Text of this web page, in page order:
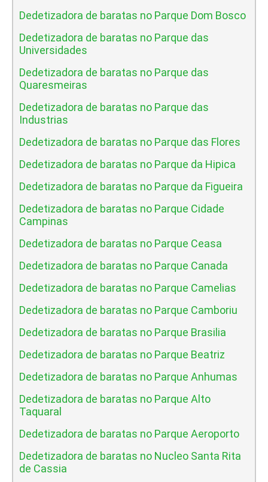
Dedetizadora de baratas no Parque Dom Bosco
Dedetizadora de baratas no Parque das
Universidades
Dedetizadora de baratas no Parque das
Quaresmeiras
Dedetizadora de baratas no Parque das
Industrias
Dedetizadora de baratas no Parque das Flores
Dedetizadora de baratas no Parque da Hipica
Dedetizadora de baratas no Parque da Figueira
Dedetizadora de baratas no Parque Cidade
Campinas
Dedetizadora de baratas no Parque Ceasa
Dedetizadora de baratas no Parque Canada
Dedetizadora de baratas no Parque Camelias
Dedetizadora de baratas no Parque Camboriu
Dedetizadora de baratas no Parque Brasilia
Dedetizadora de baratas no Parque Beatriz
Dedetizadora de baratas no Parque Anhumas
Dedetizadora de baratas no Parque Alto
Taquaral
Dedetizadora de baratas no Parque Aeroporto
Dedetizadora de baratas no Nucleo Santa Rita
de Cassia